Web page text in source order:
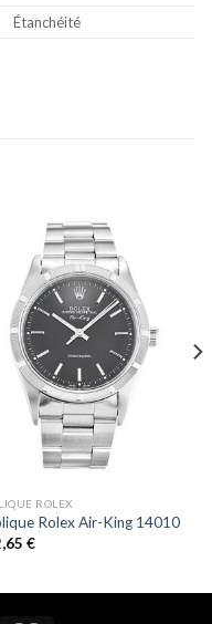
Étanchéité
ROLEX
Rolex Air-King 14010
€